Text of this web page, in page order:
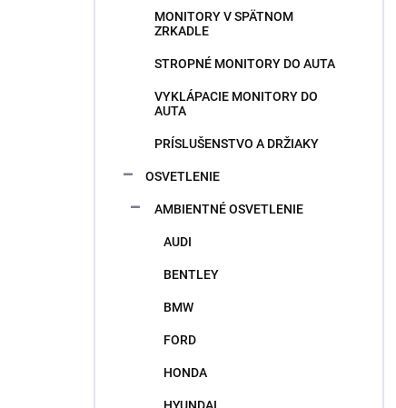
MONITORY V SPÄTNOM
ZRKADLE
STROPNÉ MONITORY DO AUTA
VYKLÁPACIE MONITORY DO
AUTA
PRÍSLUŠENSTVO A DRŽIAKY
OSVETLENIE
AMBIENTNÉ OSVETLENIE
AUDI
BENTLEY
BMW
FORD
HONDA